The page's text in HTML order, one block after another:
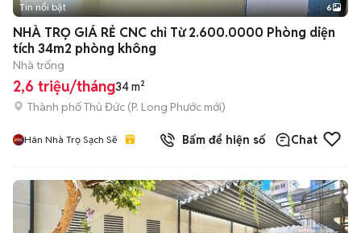
+2
Tin nổi bật 6
NHÀ TRỌ GIÁ RẺ CNC chỉ Từ 2.600.0000 Phòng diện
tích 34m2 phòng không
Nhà trống
2,6 triệu/tháng34 m²
Thành phố Thủ Đức (P. Long Phước mới)
Hân Nhà Trọ Sạch Sẽ Bấm để hiện số Chat